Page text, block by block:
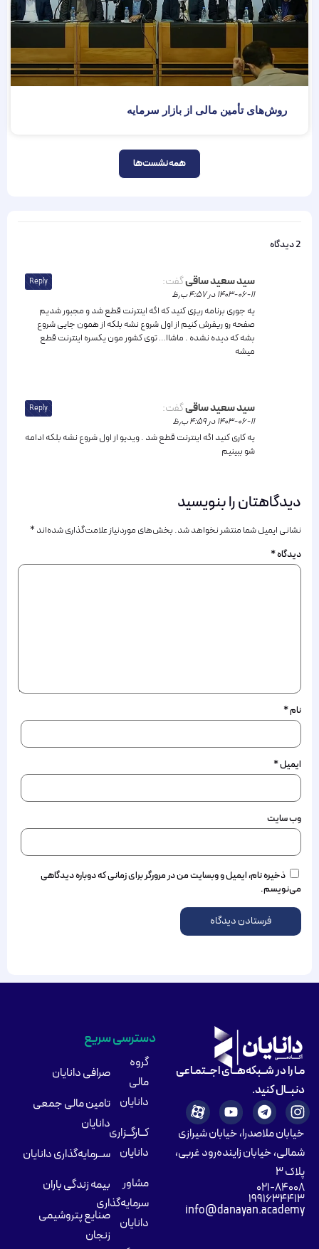
روش‌های تأمین مالی از بازار سرمایه
همه نشست‌ها
2 دیدگاه
سید سعید ساقیگفت:
۱۴۰۳-۰۶-۱۱ در ۴:۵۷ ب٫ظ
یه جوری برنامه ریزی کنید که اگه اینترنت قطع شد و مجبور شدیم
صفحه رو ریفرش کنیم از اول شروع نشه بلکه از همون جایی شروع
بشه که دیده نشده . ماشاا… توی کشور مون یکسره اینترنت قطع
میشه
Reply
سید سعید ساقیگفت:
۱۴۰۳-۰۶-۱۱ در ۴:۵۹ ب٫ظ
یه کاری کنید اگه اینترنت قطع شد . ویدیو از اول شروع نشه بلکه ادامه
شو ببینیم
Reply
دیدگاهتان را بنویسید
نشانی ایمیل شما منتشر نخواهد شد. بخش‌های موردنیاز علامت‌گذاری شده‌اند *
دیدگاه*
نام*
ایمیل*
وب‌ سایت
ذخیره نام، ایمیل و وبسایت من در مرورگر برای زمانی که دوباره دیدگاهی
می‌نویسم.
مـا را در شــبکه‌هــای اجــتمـاعی
دنبــال کنید.
خیابان ملاصدرا، خیابان شیرازی
شمالی، خیابان زاینده‌رود غربی،
پلاک ۳
۰۲۱-۸۴۰۰۸
۱۹۹۱۶۳۴۴۱۳
info@danayan.academy
دسترسی سریع
گروه
مالی
دانایان
کــارگــزاری
دانایان
مشاور
سرمایه‌گذاری
دانایان
صرافی دانایان
تامین مالی جمعی
دانایان
ســرمایه‌گذاری دانایان
بیمه زندگی باران
صنایع پتروشیمی
زنجان